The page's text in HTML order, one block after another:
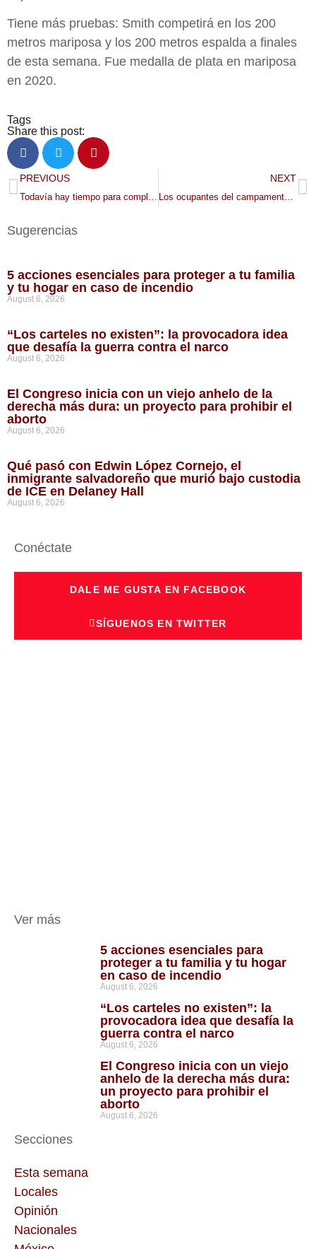
Tiene más pruebas: Smith competirá en los 200
metros mariposa y los 200 metros espalda a finales
de esta semana. Fue medalla de plata en mariposa
en 2020.
Tags
Share this post:
PREVIOUS
Todavía hay tiempo para completar la FAFSA
NEXT
Los ocupantes del campamento Nenookaasi dicen que Minneapolis no les avisó
Sugerencias
5 acciones esenciales para proteger a tu familia
y tu hogar en caso de incendio
August 6, 2026
“Los carteles no existen”: la provocadora idea
que desafía la guerra contra el narco
August 6, 2026
El Congreso inicia con un viejo anhelo de la
derecha más dura: un proyecto para prohibir el
aborto
August 6, 2026
Qué pasó con Edwin López Cornejo, el
inmigrante salvadoreño que murió bajo custodia
de ICE en Delaney Hall
August 6, 2026
Conéctate
DALE ME GUSTA EN FACEBOOK
SÍGUENOS EN TWITTER
Ver más
5 acciones esenciales para
proteger a tu familia y tu hogar
en caso de incendio
August 6, 2026
“Los carteles no existen”: la
provocadora idea que desafía la
guerra contra el narco
August 6, 2026
El Congreso inicia con un viejo
anhelo de la derecha más dura:
un proyecto para prohibir el
aborto
August 6, 2026
Secciones
Esta semana
Locales
Opinión
Nacionales